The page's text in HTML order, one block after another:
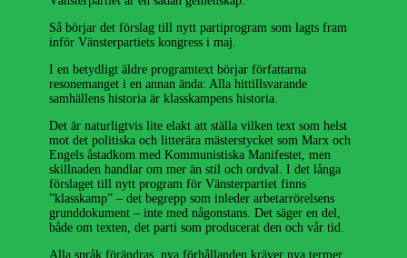
Så börjar det förslag till nytt partiprogram som lagts fram
inför Vänsterpartiets kongress i maj.
I en betydligt äldre programtext börjar författarna
resonemanget i en annan ända: Alla hittillsvarande
samhällens historia är klasskampens historia.
Det är naturligtvis lite elakt att ställa vilken text som helst
mot det politiska och litterära mästerstycket som Marx och
Engels åstadkom med Kommunistiska Manifestet, men
skillnaden handlar om mer än stil och ordval. I det långa
förslaget till nytt program för Vänsterpartiet finns
”klasskamp” – det begrepp som inleder arbetarrörelsens
grunddokument – inte med någonstans. Det säger en del,
både om texten, det parti som producerat den och vår tid.
Alla språk förändras, nya förhållanden kräver nya termer